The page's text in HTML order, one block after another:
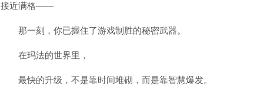
接近满格——
那一刻，你已握住了游戏制胜的秘密武器。
在玛法的世界里，
最快的升级，不是靠时间堆砌，而是靠智慧爆发。